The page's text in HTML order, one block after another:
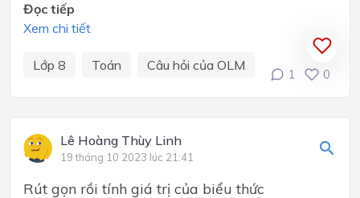
Đọc tiếp
Xem chi tiết
Lớp 8 Toán Câu hỏi của OLM
1 0
Lê Hoàng Thùy Linh
19 tháng 10 2023 lúc 21:41
Rút gọn rồi tính giá trị của biểu thức